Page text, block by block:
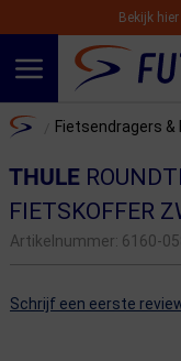
Bekijk
Home Fietsendragers
THULE
FIETSKOFFER
Artikelnummer: 6160-
Schrijf een eerste